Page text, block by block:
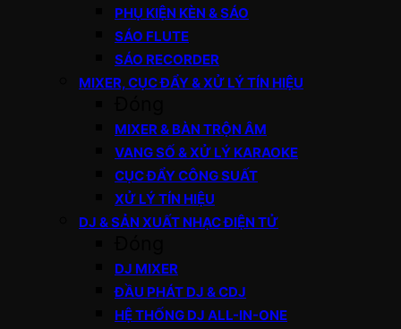
PHỤ KIỆN KÈN & SÁO
SÁO FLUTE
SÁO RECORDER
MIXER, CỤC ĐẨY & XỬ LÝ TÍN HIỆU
MIXER & BÀN TRỘN ÂM
VANG SỐ & XỬ LÝ KARAOKE
CỤC ĐẨY CÔNG SUẤT
XỬ LÝ TÍN HIỆU
DJ & SẢN XUẤT NHẠC ĐIỆN TỬ
DJ MIXER
ĐẦU PHÁT DJ & CDJ
HỆ THỐNG DJ ALL-IN-ONE